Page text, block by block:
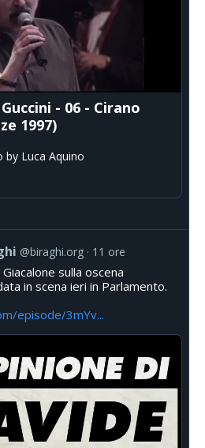
- 06 - Cirano
1997)
by Luca Aquino
@biraghi.org 11 ore
sulla oscena
in scena ieri in Parlamento.
episode/3mYv...